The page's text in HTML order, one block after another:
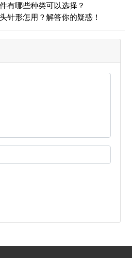
有哪些种类可以选择？
针形怎用？解答你的疑惑！